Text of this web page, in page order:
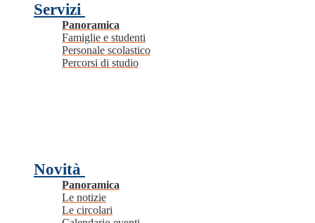
Servizi
Panoramica
Famiglie e studenti
Personale scolastico
Percorsi di studio
Novità
Panoramica
Le notizie
Le circolari